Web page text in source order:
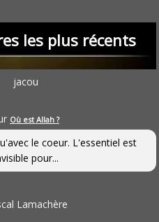
les plus récents
jacou
Où est Allah ?
le coeur. L'essentiel est
pour...
Lamachère